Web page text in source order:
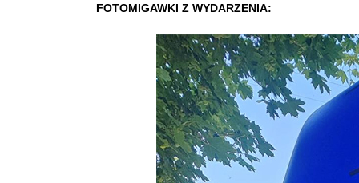
FOTOMIGAWKI Z WYDARZENIA: